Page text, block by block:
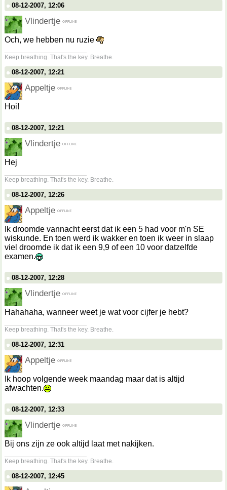
08-12-2007, 12:06
Vlindertje
Och, we hebben nu ruzie
Keep breathing. That's the key. Breathe.
08-12-2007, 12:21
Appeltje
Hoi!
08-12-2007, 12:21
Vlindertje
Hej
Keep breathing. That's the key. Breathe.
08-12-2007, 12:26
Appeltje
Ik droomde vannacht eerst dat ik een 5 had voor m'n SE
wiskunde. En toen werd ik wakker en toen ik weer in slaap
viel droomde ik dat ik een 9,9 of een 10 voor datzelfde
examen.
08-12-2007, 12:28
Vlindertje
Hahahaha, wanneer weet je wat voor cijfer je hebt?
Keep breathing. That's the key. Breathe.
08-12-2007, 12:31
Appeltje
Ik hoop volgende week maandag maar dat is altijd
afwachten.
08-12-2007, 12:33
Vlindertje
Bij ons zijn ze ook altijd laat met nakijken.
Keep breathing. That's the key. Breathe.
08-12-2007, 12:45